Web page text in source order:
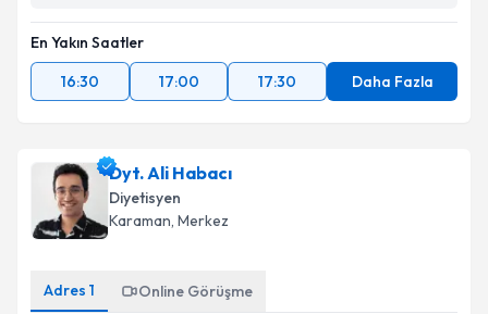
En Yakın Saatler
16:30
17:00 17:30 Daha Fazla
Dyt. Ali Habacı
Diyetisyen
Karaman, Merkez
Adres 1 Online Görüşme